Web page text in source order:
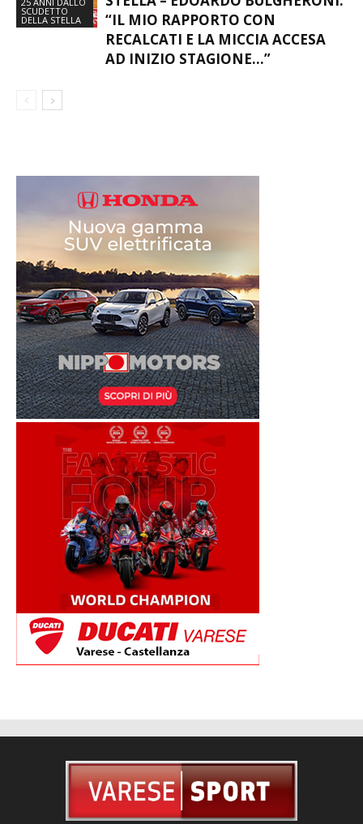
25 ANNI DALLO
25 ANNI DALLO SCUDETTO DELLA
STELLA – EDOARDO BULGHERONI:
“IL MIO RAPPORTO CON
RECALCATI E LA MICCIA ACCESA